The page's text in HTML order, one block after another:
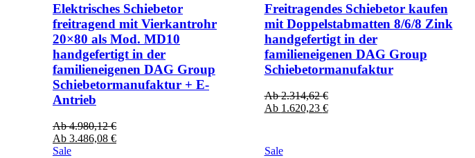
Elektrisches Schiebetor
freitragend mit Vierkantrohr
20×80 als Mod. MD10
handgefertigt in der
familieneigenen DAG Group
Schiebetormanufaktur + E-
Antrieb
Ab4.980,12€
Ab 3.486,08 €
Freitragendes Schiebetor kaufen
mit Doppelstabmatten 8/6/8 Zink
handgefertigt in der
familieneigenen DAG Group
Schiebetormanufaktur
Ab2.314,62€
Ab 1.620,23 €
Sale Sale